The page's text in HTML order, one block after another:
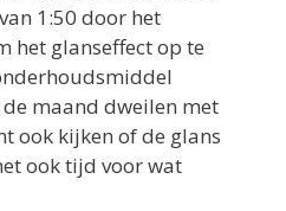
1:50 door het
het glanseffect op te
maand dweilen met
ook kijken of de glans
ook tijd voor wat